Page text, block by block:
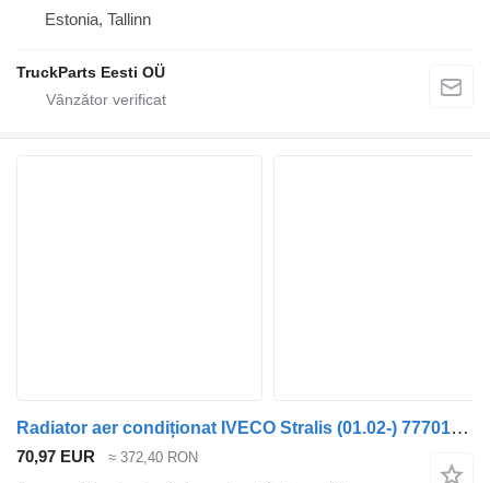
Estonia, Tallinn
TruckParts Eesti OÜ
Radiator aer condiționat IVECO Stralis (01.02-) 77701437 pentru cap tractor IVECO Stralis, Trakker (2002-)
70,97 EUR ≈ 372,40 RON